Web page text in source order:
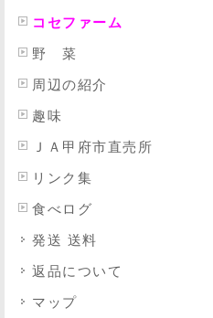
コセファーム
野 菜
周辺の紹介
趣味
ＪＡ甲府市直売所
リンク集
食べログ
発送 送料
返品について
マップ